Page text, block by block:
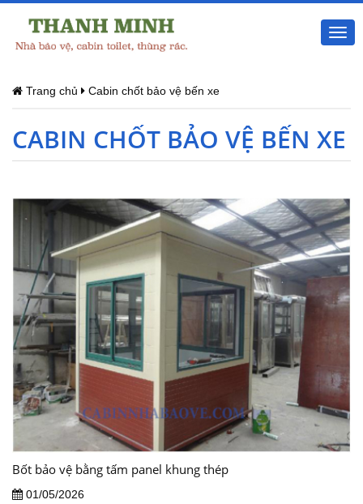
Trang chủ Cabin chốt bảo vệ bến xe
CABIN CHỐT BẢO VỆ BẾN XE
Bốt bảo vệ bằng tấm panel khung thép
01/05/2026